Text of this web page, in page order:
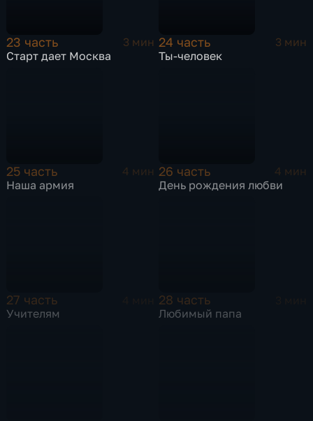
23 часть
3 мин
Старт дает Москва
24 часть
3 мин
Ты-человек
25 часть
4 мин
Наша армия
26 часть
4 мин
День рождения любви
27 часть
Учителям
28 часть
Любимый папа